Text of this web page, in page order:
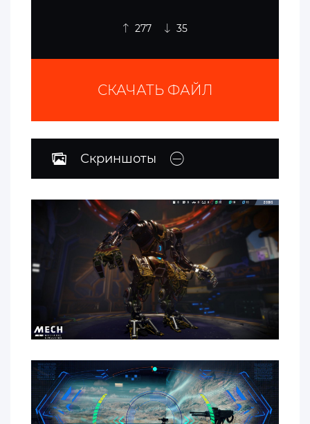
277 35
СКАЧАТЬ ФАЙЛ
Скриншоты